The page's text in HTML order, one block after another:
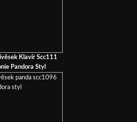
Klavír Scc111
Pandora Styl